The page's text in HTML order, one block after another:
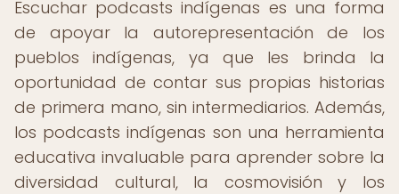
Escuchar podcasts indígenas es una forma
de apoyar la autorepresentación de los
pueblos indígenas, ya que les brinda la
oportunidad de contar sus propias historias
de primera mano, sin intermediarios. Además,
los podcasts indígenas son una herramienta
educativa invaluable para aprender sobre la
diversidad cultural, la cosmovisión y los